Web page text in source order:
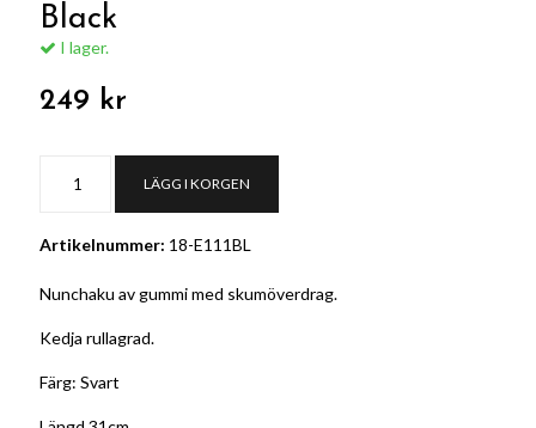
Black
I lager.
249 kr
LÄGG I KORGEN
Artikelnummer: 18-E111BL
Nunchaku av gummi med skumöverdrag.
Kedja rullagrad.
Färg: Svart